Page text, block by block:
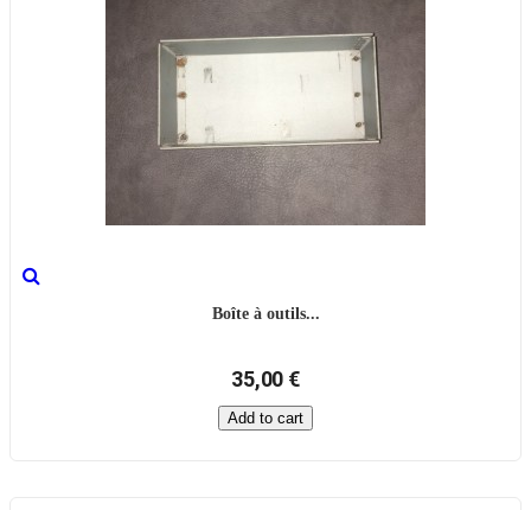
Boîte à outils...
35,00 €
Add to cart